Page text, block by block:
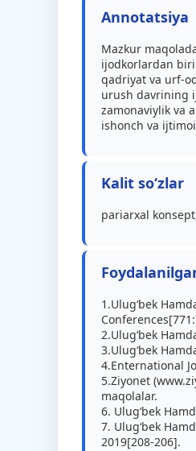
Annotatsiya
Mazkur
ijodkorlardan biri
qadriyat va urf-
urush davrining
zamonaviylik va
ishonch va
Kalit so‘zlar
pariarxal
1.Ulug‘bek
2.Ulug‘bek
3.Ulug‘bek
4.Enternational
5.Ziyonet
maqolalar.
6. Ulug‘bek
7. Ulug‘bek
2019[208-206].